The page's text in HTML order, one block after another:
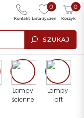
SZUKAJ
0
Lista życzeń
0
Koszyk
Kontakt
Lampy
ścienne
Lampy
loft